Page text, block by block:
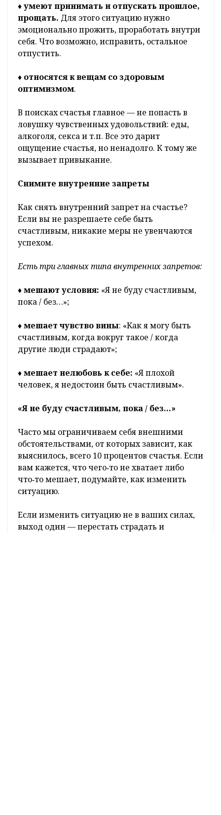
♦умеют принимать и отпускать прошлое,
прощать. Для этого ситуацию нужно
эмоционально прожить, проработать внутри
себя. Что возможно, исправить, остальное
отпустить.
♦ относятся к вещам со здоровым
оптимизмом.
В поисках счастья главное — не попасть в
ловушку чувственных удовольствий: еды,
алкоголя, секса и т.п. Все это дарит
ощущение счастья, но ненадолго. К тому же
вызывает привыкание.
Снимите внутренние запреты
Как снять внутренний запрет на счастье?
Если вы не разрешаете себе быть
счастливым, никакие меры не увенчаются
успехом.
Есть три главных типа внутренних запретов:
♦мешают условия: «Я не буду счастливым,
пока / без…»;
♦мешает чувство вины: «Как я могу быть
счастливым, когда вокруг такое / когда
другие люди страдают»;
♦мешает нелюбовь к себе: «Я плохой
человек, я недостоин быть счастливым».
«Я не буду счастливым, пока / без…»
Часто мы ограничиваем себя внешними
обстоятельствами, от которых зависит, как
выяснилось, всего 10 процентов счастья. Если
вам кажется, что чего‑то не хватает либо
что‑то мешает, подумайте, как изменить
ситуацию.
Если изменить ситуацию не в ваших силах,
выход один — перестать страдать и